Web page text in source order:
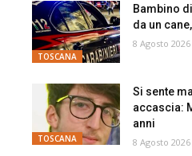
TOSCANA
Bambino
da un
8 Agosto 2026
TOSCANA
Si sente
accascia:
anni
8 Agosto 2026